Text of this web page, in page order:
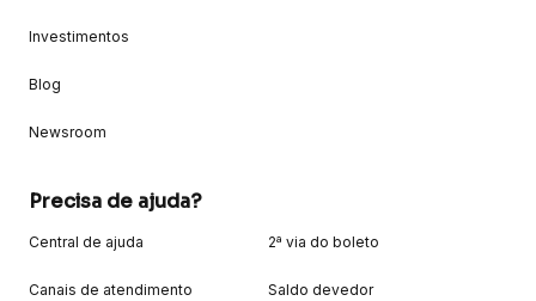
Investimentos
Blog
Newsroom
Precisa de ajuda?
Central de ajuda
Canais de atendimento
2ª via do boleto
Saldo devedor